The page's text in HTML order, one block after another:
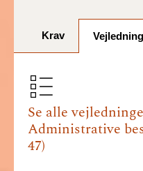
BR18 (1/1-30/6
BR18 (1/7- 31/12
2024)
BR18 (1/1- 30/06
2024)
Krav Vejledning
Se alle
Administrative
47)